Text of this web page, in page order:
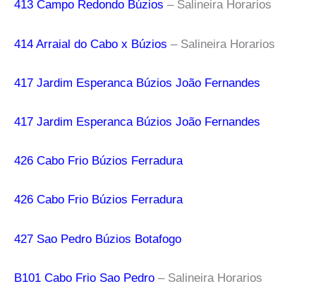
413 Campo Redondo Búzios – Salineira Horarios
414 Arraial do Cabo x Búzios – Salineira Horarios
417 Jardim Esperanca Búzios João Fernandes
417 Jardim Esperanca Búzios João Fernandes
426 Cabo Frio Búzios Ferradura
426 Cabo Frio Búzios Ferradura
427 Sao Pedro Búzios Botafogo
B101 Cabo Frio Sao Pedro – Salineira Horarios